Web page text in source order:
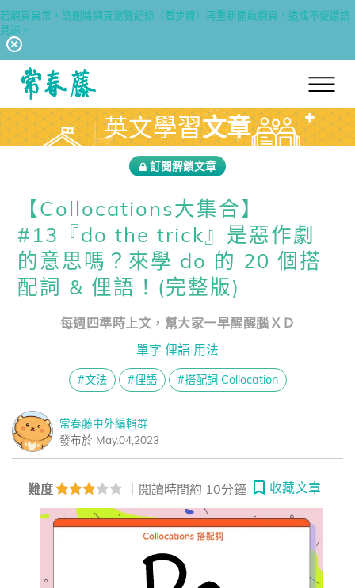
若網頁異常，請刪除網頁瀏覽紀錄（看步驟）再重新開啟網頁，造成不便還請
見諒。
回常春藤首頁 英文學習文章
訂閱解鎖文章
【Collocations大集合】
#13『do the trick』是惡作劇
的意思嗎？來學 do 的 20 個搭
配詞 & 俚語！(完整版)
每週四準時上文，幫大家一早醒醒腦ＸＤ
單字·俚語·用法
#文法 #俚語 #搭配詞 Collocation
常春藤中外編輯群
發布於 May.04,2023
難度 ｜閱讀時間約 10分鐘 收藏文章